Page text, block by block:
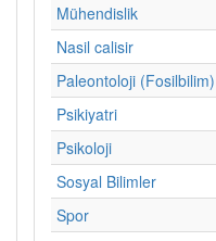
Mühendislik
Nasil calisir
Paleontoloji (Fosilbilim)
Psikiyatri
Psikoloji
Sosyal Bilimler
Spor